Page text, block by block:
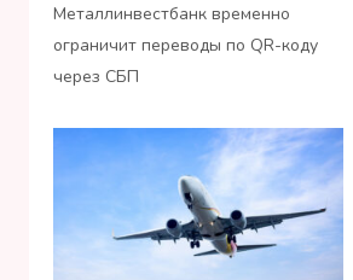
Металлинвестбанк временно
ограничит переводы по QR-коду
через СБП